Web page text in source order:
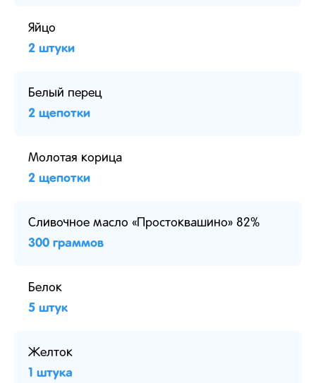
Яйцо
2 штуки
Белый перец
2 щепотки
Молотая корица
2 щепотки
Сливочное масло «Простоквашино» 82%
300 граммов
Белок
5 штук
Желток
1 штука